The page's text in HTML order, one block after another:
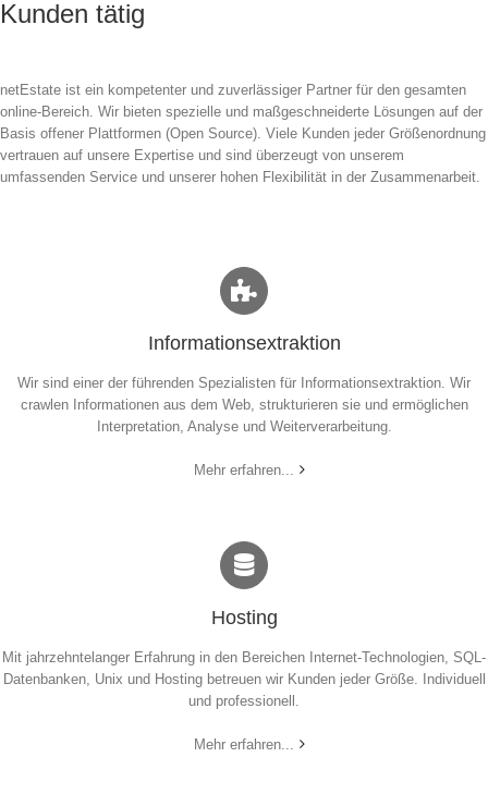
Kunden tätig
netEstate ist ein kompetenter und zuverlässiger Partner für den gesamten
online-Bereich. Wir bieten spezielle und maßgeschneiderte Lösungen auf der
Basis offener Plattformen (Open Source). Viele Kunden jeder Größenordnung
vertrauen auf unsere Expertise und sind überzeugt von unserem
umfassenden Service und unserer hohen Flexibilität in der Zusammenarbeit.
Informationsextraktion
Wir sind einer der führenden Spezialisten für Informationsextraktion. Wir
crawlen Informationen aus dem Web, strukturieren sie und ermöglichen
Interpretation, Analyse und Weiterverarbeitung.
Mehr erfahren...
Hosting
Mit jahrzehntelanger Erfahrung in den Bereichen Internet-Technologien, SQL-
Datenbanken, Unix und Hosting betreuen wir Kunden jeder Größe. Individuell
und professionell.
Mehr erfahren...